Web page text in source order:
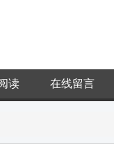
读 在线留言